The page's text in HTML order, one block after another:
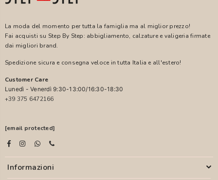
La moda del momento per tutta la famiglia ma al miglior prezzo!
Fai acquisti su Step By Step: abbigliamento, calzature e valigeria firmate
dai migliori brand.
Spedizione sicura e consegna veloce in tutta Italia e all'estero!
Customer Care
Lunedì - Venerdì 9:30-13:00/16:30-18:30
+39 375 6472166
[email protected]
Informazioni